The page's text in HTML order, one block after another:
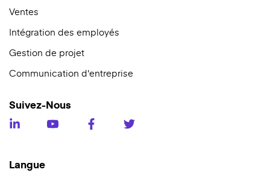
Ventes
Intégration des employés
Gestion de projet
Communication d'entreprise
Suivez-Nous
Langue